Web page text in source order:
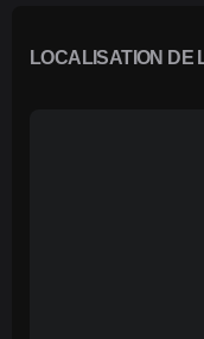
LOCALISATION DE